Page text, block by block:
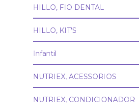
HILLO, FIO DENTAL
HILLO, KIT'S
Infantil
NUTRIEX, ACESSORIOS
NUTRIEX, CONDICIONADOR